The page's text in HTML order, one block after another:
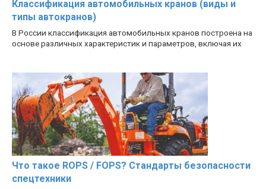
Классификация автомобильных кранов (виды и
типы автокранов)
В России классификация автомобильных кранов построена на
основе различных характеристик и параметров, включая их
Что такое ROPS / FOPS? Стандарты безопасности
спецтехники